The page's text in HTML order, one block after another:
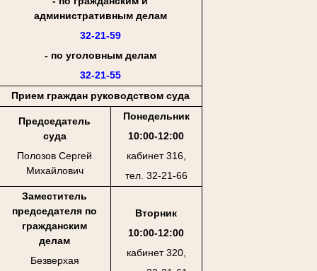
административным делам
32-21-59
- по уголовным делам
32-21-55
Прием граждан руководством суда
Председатель
суда
Полозов Сергей
Михайлович
Понедельник
10:00-12:00
кабинет 316,
тел. 32-21-66
Заместитель
председателя по
гражданским
делам
Безверхая
Вторник
10:00-12:00
кабинет 320,